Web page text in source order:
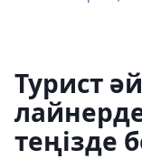
Турист
теңізде